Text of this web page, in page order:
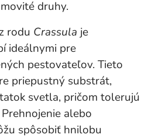
druhy.
rodu Crassula je
ideálnymi pre
pestovateľov. Tieto
priepustný substrát,
svetla, pričom tolerujú
alebo
spôsobiť hnilobu